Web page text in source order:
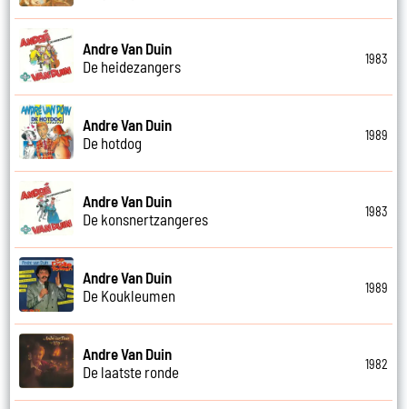
Andre Van Duin
De heidezangers
1983
Andre Van Duin
De hotdog
1989
Andre Van Duin
De konsnertzangeres
1983
Andre Van Duin
De Koukleumen
1989
Andre Van Duin
De laatste ronde
1982